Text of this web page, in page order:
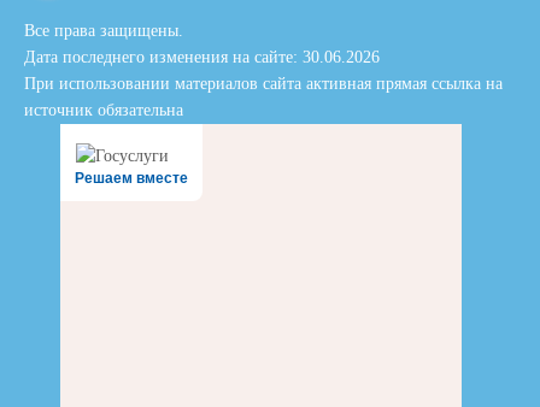
Все права защищены.
Дата последнего изменения на сайте: 30.06.2026
При использовании материалов сайта активная прямая ссылка на
источник обязательна
Решаем вместе